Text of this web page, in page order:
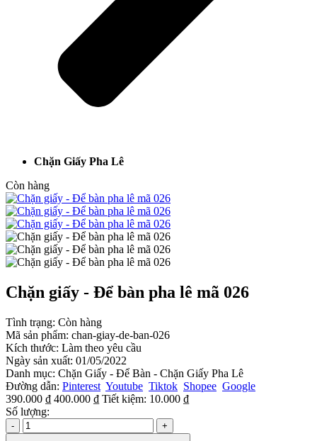
Chặn Giấy Pha Lê
Còn hàng
Chặn giấy - Để bàn pha lê mã 026
Tình trạng: Còn hàng
Mã sản phẩm: chan-giay-de-ban-026
Kích thước: Làm theo yêu cầu
Ngày sản xuất: 01/05/2022
Danh mục: Chặn Giấy - Để Bàn - Chặn Giấy Pha Lê
Đường dẫn: Pinterest Youtube Tiktok Shopee Google
390.000 ₫ 400.000 ₫ Tiết kiệm: 10.000 ₫
Số lượng:
- +